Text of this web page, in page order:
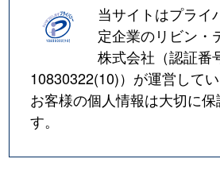
当サイトはプライ
定企業のリビン・
株式会社（認証番
10830322(10)）が運営してい
お客様の個人情報は大切に保
す。